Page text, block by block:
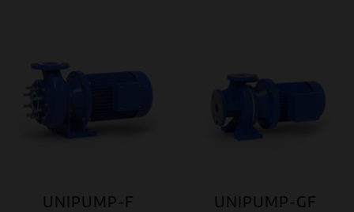
UNIPUMP-F UNIPUMP-GF